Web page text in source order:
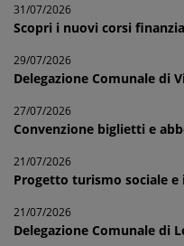
31/07/2026
Scopri i nuovi corsi
29/07/2026
Delegazione Comunale di
27/07/2026
Convenzione biglietti e
21/07/2026
Progetto turismo sociale e
21/07/2026
Delegazione Comunale di